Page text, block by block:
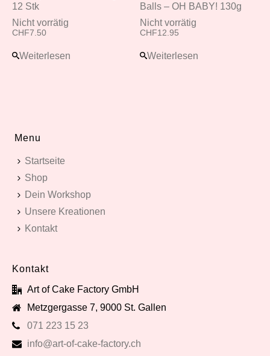
12 Stk
Nicht vorrätig
CHF7.50
Weiterlesen
Balls – OH BABY! 130g
Nicht vorrätig
CHF12.95
Weiterlesen
Menu
Startseite
Shop
Dein Workshop
Unsere Kreationen
Kontakt
Kontakt
Art of Cake Factory GmbH
Metzgergasse 7, 9000 St. Gallen
071 223 15 23
info@art-of-cake-factory.ch